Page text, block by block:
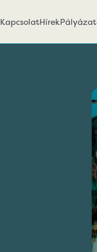
KapcsolatHírekPályázat